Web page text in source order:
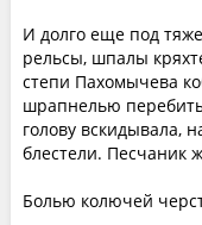
И долго еще под
рельсы, шпалы
степи Пахомычева
шрапнелью
голову вскидывала,
блестели. Песчаник
Болью колючей